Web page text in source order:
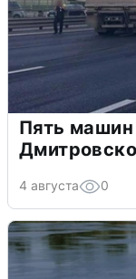
Пять машин
4 августа 0